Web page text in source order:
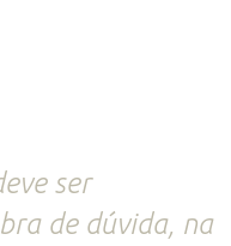
ser
de dúvida, na